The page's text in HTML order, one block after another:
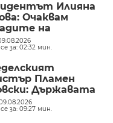
Илияна
Очаквам
на
какъв е
и каква е била
за: 02:32 мин.
Пламен
Държавата
да засили
върху вноса
за: 09:27 мин.